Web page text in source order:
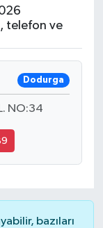
telefon ve
Dodurga
NO:34
bazıları